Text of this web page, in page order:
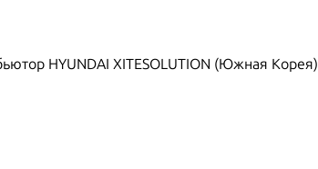
HYUNDAI XITESOLUTION (Южная Корея)